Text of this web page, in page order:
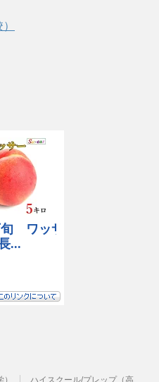
ハイスクール/プレップ（高